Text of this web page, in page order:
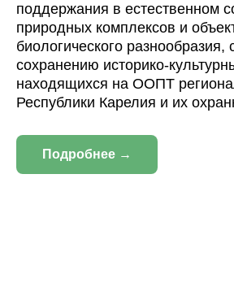
поддержания в естественном
природных комплексов и
биологического разнообразия,
сохранению историко-
находящихся на ООПТ
Республики Карелия и их
Подробнее →